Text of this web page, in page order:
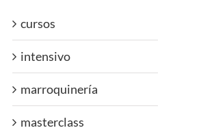
cursos
intensivo
marroquinería
masterclass